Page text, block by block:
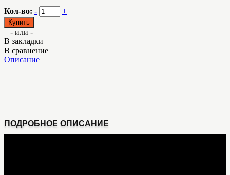
Кол-во: - +
- или -
В закладки
В сравнение
Описание
ПОДРОБНОЕ ОПИСАНИЕ